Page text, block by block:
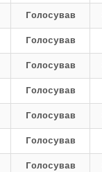
Голосував
Голосував
Голосував
Голосував
Голосував
Голосував
Голосував